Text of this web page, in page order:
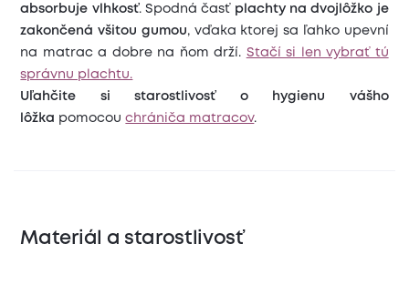
absorbuje vlhkosť. Spodná časť plachty na dvojlôžko je
zakončená všitou gumou, vďaka ktorej sa ľahko upevní
na matrac a dobre na ňom drží. Stačí si len vybrať tú
správnu plachtu.
Uľahčite si starostlivosť o hygienu vášho
lôžka pomocouchrániča matracov.
Materiál a starostlivosť